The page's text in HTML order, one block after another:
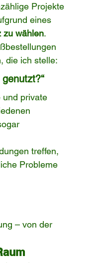
Projekte
eines
zu wählen.
die ich stelle:
und private
treffen,
Probleme
– von der